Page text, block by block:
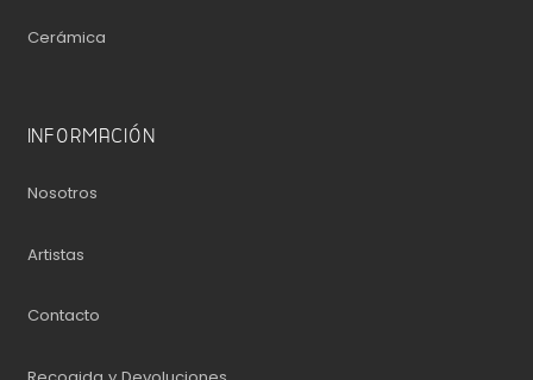
Cerámica
INFORMACIÓN
Nosotros
Artistas
Contacto